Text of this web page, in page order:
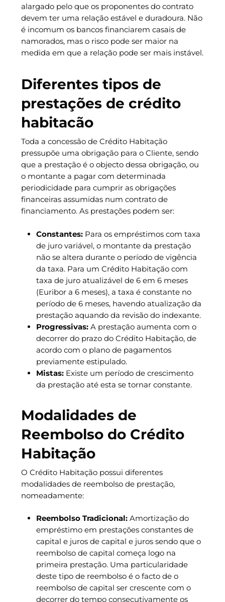
alargado pelo que os proponentes do contrato
devem ter uma relação estável e duradoura. Não
é incomum os bancos financiarem casais de
namorados, mas o risco pode ser maior na
medida em que a relação pode ser mais instável.
Diferentes tipos de
prestações de crédito
habitacão
Toda a concessão de Crédito Habitação
pressupõe uma obrigação para o Cliente, sendo
que a prestação é o objecto dessa obrigação, ou
o montante a pagar com determinada
periodicidade para cumprir as obrigações
financeiras assumidas num contrato de
financiamento. As prestações podem ser:
Constantes:Para os empréstimos com taxa
de juro variável, o montante da prestação
não se altera durante o período de vigência
da taxa. Para um Crédito Habitação com
taxa de juro atualizável de 6 em 6 meses
(Euribor a 6 meses), a taxa é constante no
período de 6 meses, havendo atualização da
prestação aquando da revisão do indexante.
Progressivas:A prestação aumenta com o
decorrer do prazo do Crédito Habitação, de
acordo com o plano de pagamentos
previamente estipulado.
Mistas:Existe um período de crescimento
da prestação até esta se tornar constante.
Modalidades de
Reembolso do Crédito
Habitação
O Crédito Habitação possui diferentes
modalidades de reembolso de prestação,
nomeadamente:
Reembolso Tradicional:Amortização do
empréstimo em prestações constantes de
capital e juros de capital e juros sendo que o
reembolso de capital começa logo na
primeira prestação. Uma particularidade
deste tipo de reembolso é o facto de o
reembolso de capital ser crescente com o
decorrer do tempo consecutivamente os